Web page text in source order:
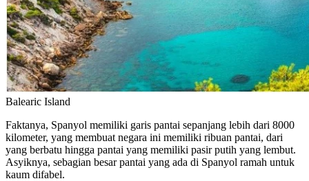
Balearic Island
Faktanya, Spanyol memiliki garis pantai sepanjang lebih dari 8000
kilometer, yang membuat negara ini memiliki ribuan pantai, dari
yang berbatu hingga pantai yang memiliki pasir putih yang lembut.
Asyiknya, sebagian besar pantai yang ada di Spanyol ramah untuk
kaum difabel.